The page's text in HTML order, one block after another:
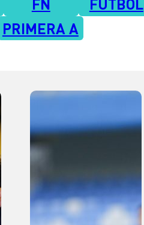
FN
FUTBOL
PRIMERA A